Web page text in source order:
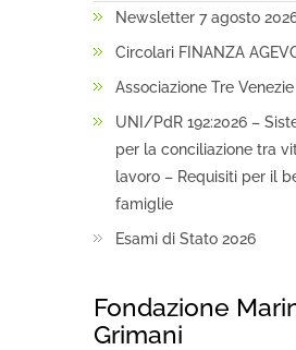
Newsletter 7 agosto
Circolari FINANZA
Associazione Tre
UNI/PdR 192:2026 –
per la conciliazione tra
lavoro – Requisiti per il
famiglie
Esami di Stato 2026
Fondazione
Grimani